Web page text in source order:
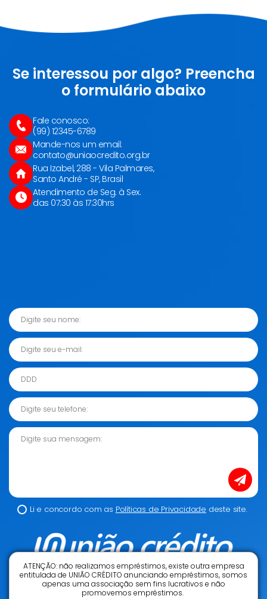
Se interessou por algo? Preencha
o formulário abaixo
Ícone Telefone
Fale conosco:
(99) 12345-6789
Ícone E-mail
Mande-nos um email:
contato@uniaocredito.org.br
Ícone Casa
Rua Izabel, 288 - Vila Palmares,
Santo André - SP, Brasil
Ícone Relógio
Atendimento de Seg. à Sex.
das 07:30 às 17:30hrs
Digite seu nome:
Digite seu e-mail:
DDD
Digite seu telefone:
Li e concordo com asPolíticas de Privacidade deste site.
ATENÇÃO: não realizamos empréstimos, existe outra empresa
entitulada de UNIÃO CRÉDITO anunciando empréstimos, somos
apenas uma associação sem fins lucrativos e não
promovemos empréstimos.